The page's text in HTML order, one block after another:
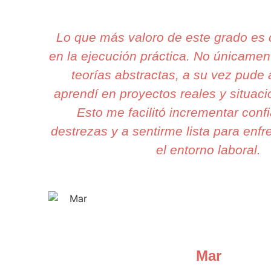
Lo que más valoro de este grado es
en la ejecución práctica. No
teorías abstractas, a su vez pude
aprendí en proyectos reales y
Esto me facilitó incrementar
destrezas y a sentirme lista para
el entorno laboral.
Mar